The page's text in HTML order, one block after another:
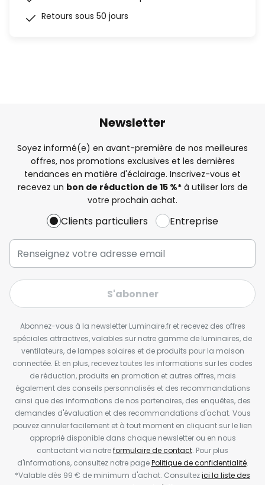
Retours sous 50 jours
Newsletter
Soyez informé(e) en avant-première de nos meilleures
offres, nos promotions exclusives et les dernières
tendances en matière d'éclairage. Inscrivez-vous et
recevez un bon de réduction de 15 %*à utiliser lors de
votre prochain achat.
Clients particuliers Entreprise
S'abonner
Abonnez-vous à la newsletter Luminaire.fr et recevez des offres
spéciales attractives, valables sur notre gamme de luminaires, de
ventilateurs, de lampes solaires et de produits pour la maison
connectée. Et en plus, recevez toutes les informations sur les codes
de réduction, produits en promotion et autres offres, mais
également des conseils personnalisés et des recommandations
ainsi que des informations de nos partenaires, des enquêtes, des
demandes d'évaluation et des recommandations d'achat. Vous
pouvez annuler facilement et à tout moment en cliquant sur le lien
approprié disponible dans chaque newsletter ou en nous
contactant via notreformulaire de contact. Pour plus
d'informations, consultez notre pagePolitique de confidentialité.
*Valable dès 99 € de minimum d'achat. Consultezici la liste des